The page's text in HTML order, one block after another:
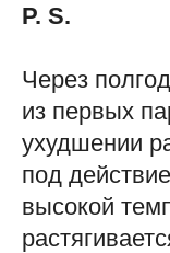
P. S.
Через
из первых
ухудшении
под
высокой